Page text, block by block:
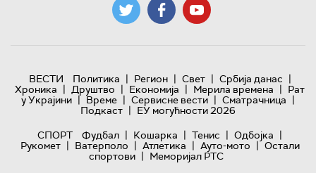
ВЕСТИ Политика | Регион | Свет | Србија данас |
Хроника | Друштво | Економија | Мерила времена | Рат
у Украјини | Време | Сервисне вести | Сматрачница |
Подкаст | ЕУ могућности 2026
СПОРТ
Фудбал | Кошарка | Тенис | Одбојка |
Рукомет | Ватерполо | Атлетика | Ауто-мото | Остали
спортови | Меморијал РТС